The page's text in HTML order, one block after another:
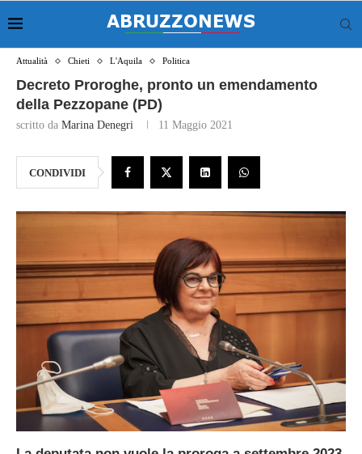
Attualità Chieti L'Aquila Politica
Decreto Proroghe, pronto un emendamento
della Pezzopane (PD)
scritto da Marina Denegri 11 Maggio 2021
CONDIVIDI